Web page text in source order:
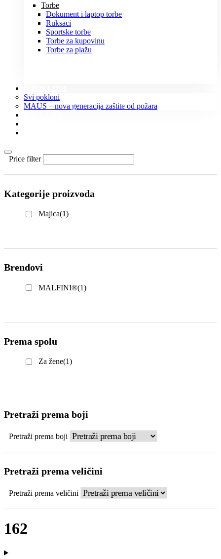
Torbe
Dokument i laptop torbe
Ruksaci
Sportske torbe
Torbe za kupovinu
Torbe za plažu
Svi pokloni
MAUS – nova generacija zaštite od požara
Price filter
Kategorije proizvoda
Majica(1)
Brendovi
MALFINI®(1)
Prema spolu
Za žene(1)
Pretraži prema boji
Pretraži prema boji
Pretraži prema veličini
Pretraži prema veličini
162